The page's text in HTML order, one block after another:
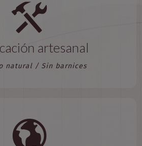
artesanal
natural / Sin barnices